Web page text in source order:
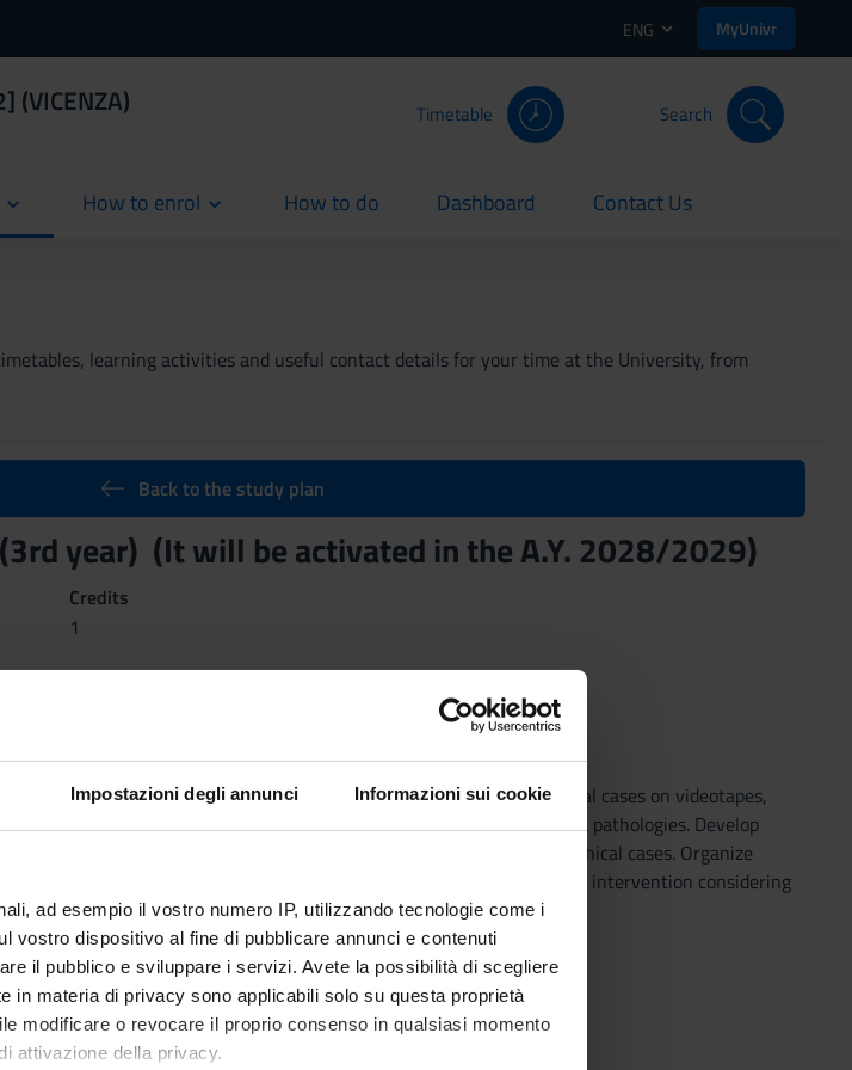
Impostazioni degli annunci Informazioni sui cookie
ad esempio il vostro numero IP, utilizzando tecnologie come i
vostro dispositivo al fine di pubblicare annunci e contenuti
il pubblico e sviluppare i servizi. Avete la possibilità di scegliere
materia di privacy sono applicabili solo su questa proprietà
modificare o revocare il proprio consenso in qualsiasi momento
attivazione della privacy.
ENG MyUnivr
(VICENZA) Timetable Search
How to enrol How to do
current Dashboard
current Contact Us
current
learning activities and useful contact details for your time at the University, from
Back to the study plan
year) (It will be activated in the A.Y. 2028/2029)
Credits
1
della riabilitazione
frontal lessons in planning the physiotherapy process on real clinical cases on videotapes,
is affected by visceral, cardio-respiratory, geriatric and pediatric pathologies. Develop
and implementation of physiotherapy intervention in complex clinical cases. Organize
(communicative, educational and others). Set up the rehabilitation intervention considering